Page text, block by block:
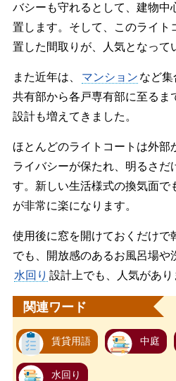
バシーも守れるとして、建物中
置します。そして、このライト
置した間取りが、人気となって
また近年は、 マンション など
共有部から各戸専有部に至るま
設計も増えてきました。
ほとんどのライトコートは外部
ライバシーが保たれ、明るさだ
す。新しい生活様式の換気面で
が非常に楽になります。
使用後に窓を開けておくだけで
でも、開放感のあるお風呂場や
水回り 設計上でも、人気があり
関連ワード
賃貸用語 中庭
水回り